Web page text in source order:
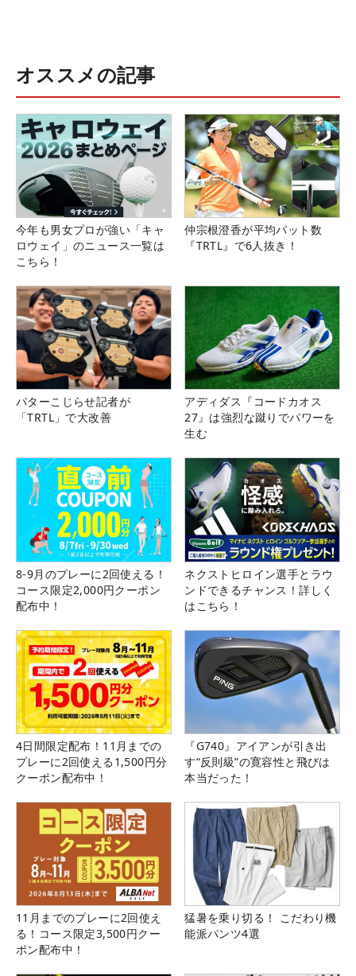
オススメの記事
今年も男女プロが強い「キャ
ロウェイ」のニュース一覧は
こちら！
仲宗根澄香が平均パット数
『TRTL』で6人抜き！
パターこじらせ記者が
「TRTL」で大改善
アディダス『コードカオス
27』は強烈な蹴りでパワーを
生む
8-9月のプレーに2回使える！
コース限定2,000円クーポン
配布中！
ネクストヒロイン選手とラウ
ンドできるチャンス！詳しく
はこちら！
4日間限定配布！11月までの
プレーに2回使える1,500円分
クーポン配布中！
『G740』アイアンが引き出
す“反則級”の寛容性と飛びは
本当だった！
11月までのプレーに2回使え
る！コース限定3,500円クー
ポン配布中！
猛暑を乗り切る！ こだわり機
能派パンツ4選